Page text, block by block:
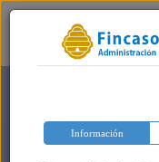
Información